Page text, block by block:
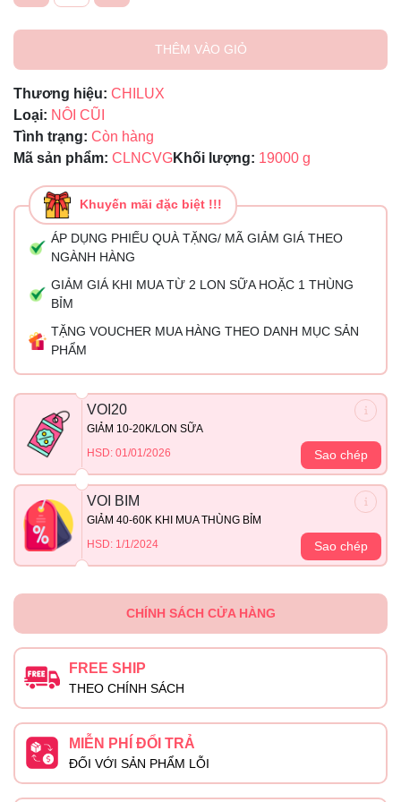
THÊM VÀO GIỎ
Thương hiệu: CHILUX
Loại: NÔI CŨI
Tình trạng: Còn hàng
Mã sản phẩm: CLNCVGKhối lượng: 19000 g
Khuyến mãi đặc biệt !!!
ÁP DỤNG PHIẾU QUÀ TẶNG/ MÃ GIẢM GIÁ THEO
NGÀNH HÀNG
GIẢM GIÁ KHI MUA TỪ 2 LON SỮA HOẶC 1 THÙNG
BỈM
TẶNG VOUCHER MUA HÀNG THEO DANH MỤC SẢN
PHẨM
VOI20
GIẢM 10-20K/LON SỮA
HSD: 01/01/2026
Sao chép
VOI BIM
GIẢM 40-60K KHI MUA THÙNG BỈM
HSD: 1/1/2024
Sao chép
CHÍNH SÁCH CỬA HÀNG
FREE SHIP
THEO CHÍNH SÁCH
MIỄN PHÍ ĐỔI TRẢ
ĐỐI VỚI SẢN PHẨM LỖI